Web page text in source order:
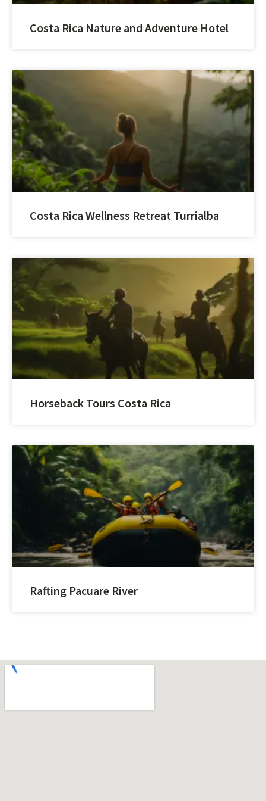
Costa Rica Nature and Adventure Hotel
Costa Rica Wellness Retreat Turrialba
Horseback Tours Costa Rica
Rafting Pacuare River